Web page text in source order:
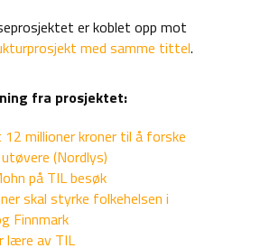
er koblet opp mot
med samme tittel.
fra prosjektet:
millioner kroner til å forske
(Nordlys)
på TIL besøk
skal styrke folkehelsen i
Finnmark
lære av TIL